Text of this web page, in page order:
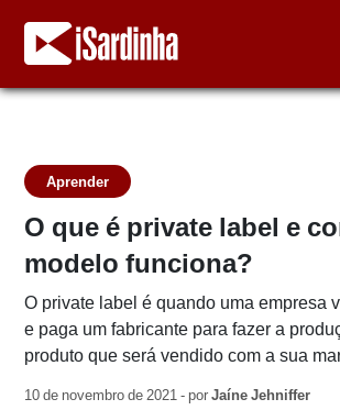
Aprender
O que é private label e
modelo funciona?
O private label é quando uma empresa
e paga um fabricante para fazer a
produto que será vendido com a sua
10 de novembro de 2021 - porJaíne Jehniffer